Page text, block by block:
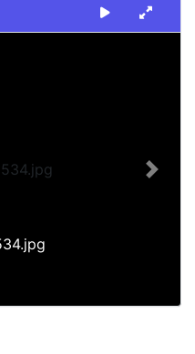
Next